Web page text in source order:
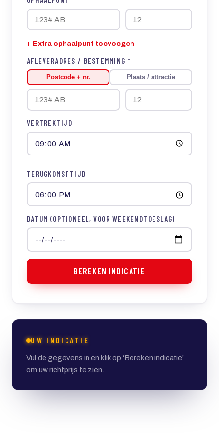
+ Extra ophaalpunt toevoegen
AFLEVERADRES / BESTEMMING *
Postcode + nr. Plaats / attractie
VERTREKTIJD
TERUGKOMSTTIJD
DATUM (OPTIONEEL, VOOR WEEKENDTOESLAG)
BEREKEN INDICATIE
UW INDICATIE
Vul de gegevens in en klik op ‘Bereken indicatie’
om uw richtprijs te zien.